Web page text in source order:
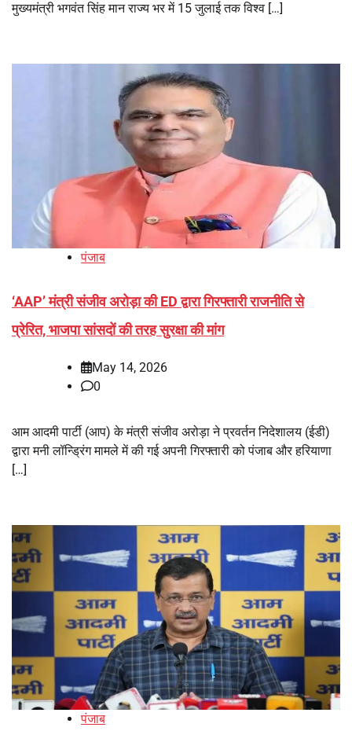
मुख्यमंत्री भगवंत सिंह मान राज्य भर में 15 जुलाई तक विश्व […]
पंजाब
‘AAP’ मंत्री संजीव अरोड़ा की ED द्वारा गिरफ्तारी राजनीति से
प्रेरित, भाजपा सांसदों की तरह सुरक्षा की मांग
May 14, 2026
0
आम आदमी पार्टी (आप) के मंत्री संजीव अरोड़ा ने प्रवर्तन निदेशालय (ईडी)
द्वारा मनी लॉन्ड्रिंग मामले में की गई अपनी गिरफ्तारी को पंजाब और हरियाणा
[…]
पंजाब